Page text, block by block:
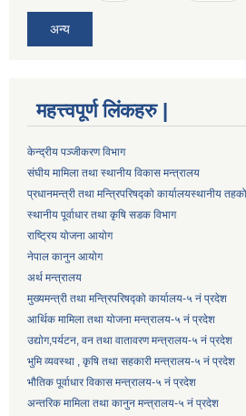
अन्य
महत्त्वपूर्ण लिंकहरु |
केन्द्रीय पञ्जीकरण विभाग
संघीय मामिला तथा स्थानीय विकास मन्त्रालय
प्रधानमन्त्री तथा मन्त्रिपरिषद्को कार्यालयस्थानीय
स्थानीय पूर्वाधार तथा कृषि सडक विभाग
राष्ट्रिय योजना आयोग
नेपाल कानुन आयोग
अर्थ मन्त्रालय
मुख्यमन्त्री तथा मन्त्रिपरिषद्को कार्यालय-५ नं प्रदेश
आर्थिक मामिला तथा योजना मन्त्रालय-५ नं प्रदेश
उद्याेग,पर्यटन, वन तथा वातावरण मन्त्रालय-५ नं प्रदेश
भुमि व्यवस्था , कृषि तथा सहकारी मन्त्रालय-५ नं प्रदेश
भौतिक पूर्वाधार विकास मन्त्रालय-५ नं प्रदेश
अन्तरिक मामिला तथा कानुन मन्त्रालय-५ नं प्रदेश